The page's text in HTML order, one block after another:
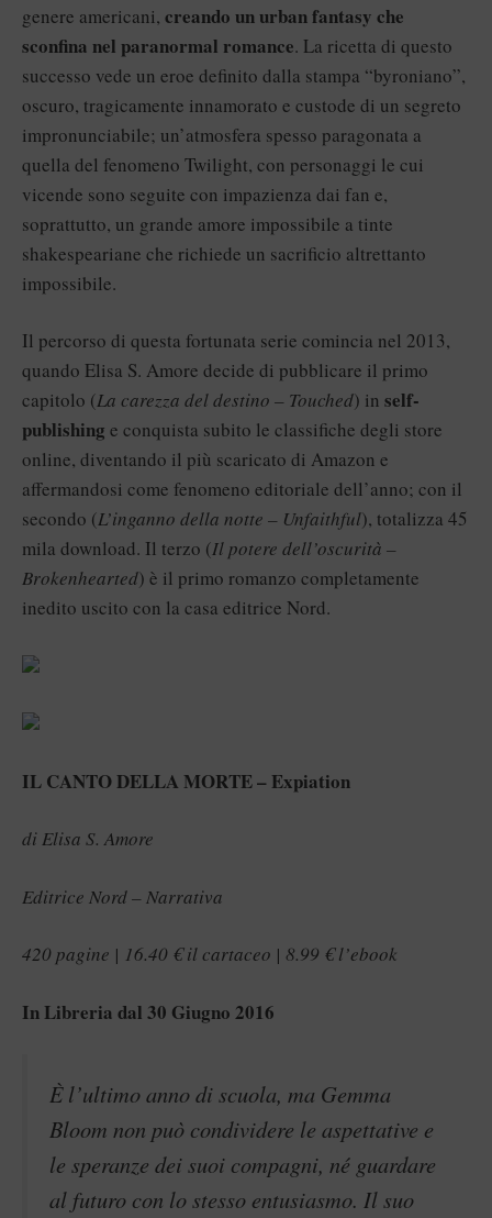
genere americani, creando un urban fantasy che
sconfina nel paranormal romance. La ricetta di questo
successo vede un eroe definito dalla stampa “byroniano”,
oscuro, tragicamente innamorato e custode di un segreto
impronunciabile; un’atmosfera spesso paragonata a
quella del fenomeno Twilight, con personaggi le cui
vicende sono seguite con impazienza dai fan e,
soprattutto, un grande amore impossibile a tinte
shakespeariane che richiede un sacrificio altrettanto
impossibile.
Il percorso di questa fortunata serie comincia nel 2013,
quando Elisa S. Amore decide di pubblicare il primo
capitolo (La carezza del destino – Touched) in self-
publishing e conquista subito le classifiche degli store
online, diventando il più scaricato di Amazon e
affermandosi come fenomeno editoriale dell’anno; con il
secondo (L’inganno della notte – Unfaithful), totalizza 45
mila download. Il terzo (Il potere dell’oscurità –
Brokenhearted) è il primo romanzo completamente
inedito uscito con la casa editrice Nord.
IL CANTO DELLA MORTE – Expiation
di Elisa S. Amore
Editrice Nord – Narrativa
420 pagine | 16.40 € il cartaceo | 8.99 € l’ebook
In Libreria dal 30 Giugno 2016
È l’ultimo anno di scuola, ma Gemma
Bloom non può condividere le aspettative e
le speranze dei suoi compagni, né guardare
al futuro con lo stesso entusiasmo. Il suo